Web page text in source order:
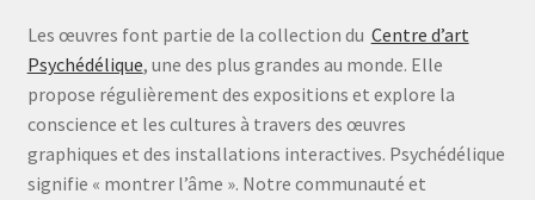
Les œuvres font partie de la collection du Centre d’art
Psychédélique, une des plus grandes au monde. Elle
propose régulièrement des expositions et explore la
conscience et les cultures à travers des œuvres
graphiques et des installations interactives. Psychédélique
signifie « montrer l’âme ». Notre communauté et